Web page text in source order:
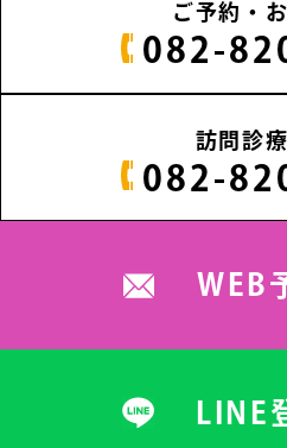
ご予約・
082-
訪問診
082-
WEB
LINE